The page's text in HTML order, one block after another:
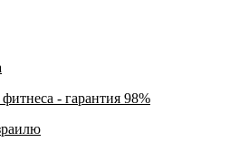
- гарантия 98%